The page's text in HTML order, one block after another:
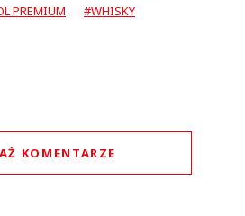
PREMIUM
#WHISKY
KOMENTARZE